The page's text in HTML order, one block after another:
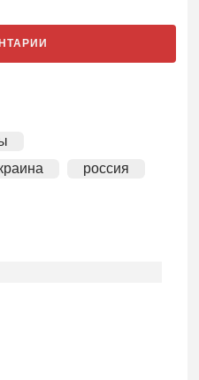
россия